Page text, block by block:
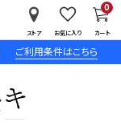
ご利用条件はこちら
ストア お気に入り カート
0